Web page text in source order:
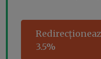
3.5%